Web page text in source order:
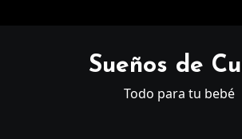
Sueños de
Todo para tu bebé